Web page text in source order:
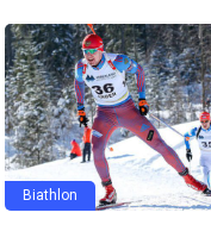
Biathlon